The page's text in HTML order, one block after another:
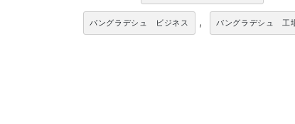
バングラデシュ ビジネス , バングラデシュ 工